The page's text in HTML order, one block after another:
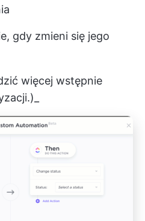
gdy zmieni się jego
więcej wstępnie